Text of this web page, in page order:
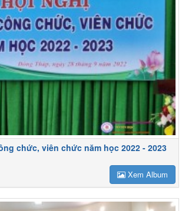
chức, viên chức năm học 2022 - 2023
Xem Album